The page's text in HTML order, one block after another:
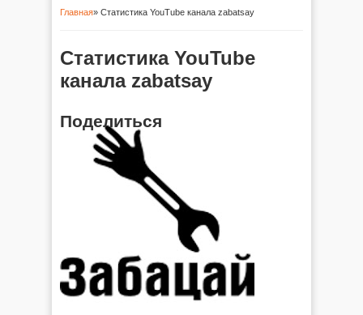
Главная» Статистика YouTube канала zabatsay
Статистика YouTube
канала zabatsay
Поделиться